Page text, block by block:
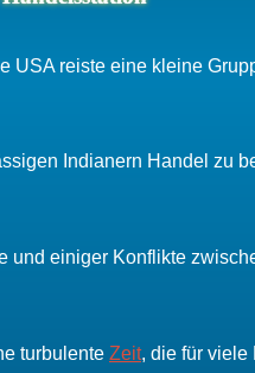
USA reiste eine kleine
Indianern Handel zu
und einiger Konflikte
turbulente Zeit, die für viele